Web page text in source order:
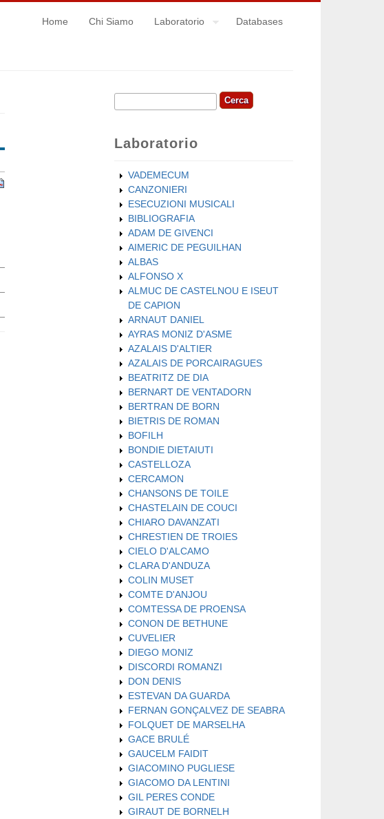
Home Chi Siamo Laboratorio Databases
Form di ricerca
Cerca
Laboratorio
VADEMECUM
CANZONIERI
ESECUZIONI MUSICALI
BIBLIOGRAFIA
ADAM DE GIVENCI
AIMERIC DE PEGUILHAN
ALBAS
ALFONSO X
ALMUC DE CASTELNOU E ISEUT
DE CAPION
ARNAUT DANIEL
AYRAS MONIZ D'ASME
AZALAIS D'ALTIER
AZALAIS DE PORCAIRAGUES
BEATRITZ DE DIA
BERNART DE VENTADORN
BERTRAN DE BORN
BIETRIS DE ROMAN
BOFILH
BONDIE DIETAIUTI
CASTELLOZA
CERCAMON
CHANSONS DE TOILE
CHASTELAIN DE COUCI
CHIARO DAVANZATI
CHRESTIEN DE TROIES
CIELO D'ALCAMO
CLARA D'ANDUZA
COLIN MUSET
COMTE D'ANJOU
COMTESSA DE PROENSA
CONON DE BETHUNE
CUVELIER
DIEGO MONIZ
DISCORDI ROMANZI
DON DENIS
ESTEVAN DA GUARDA
FERNAN GONÇALVEZ DE SEABRA
FOLQUET DE MARSELHA
GACE BRULÉ
GAUCELM FAIDIT
GIACOMINO PUGLIESE
GIACOMO DA LENTINI
GIL PERES CONDE
GIRAUT DE BORNELH